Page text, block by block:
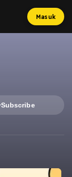
Masuk
Subscribe